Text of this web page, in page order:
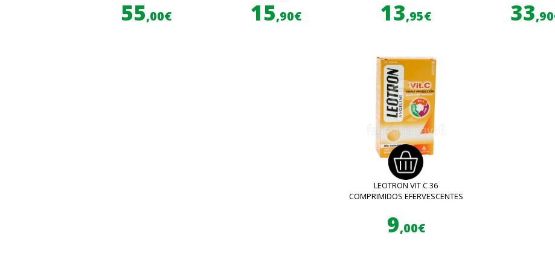
55,00€ 15,90€ 13,95€ 33
LEOTRON VIT C 36
COMPRIMIDOS EFERVESCENTES
9,00€